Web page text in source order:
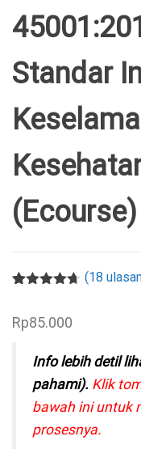
Standar
(Ecourse)
berdasarka
(18
Rp85.000
Info lebih detil
pahami). Klik
bawah ini untuk
prosesnya.